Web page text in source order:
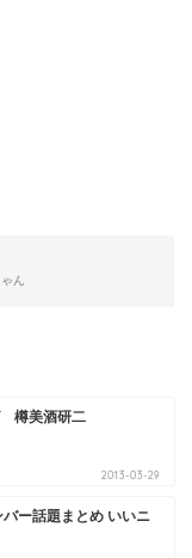
ん
樽美酒研二
2013-03-29
ー話題まとめ いいニ